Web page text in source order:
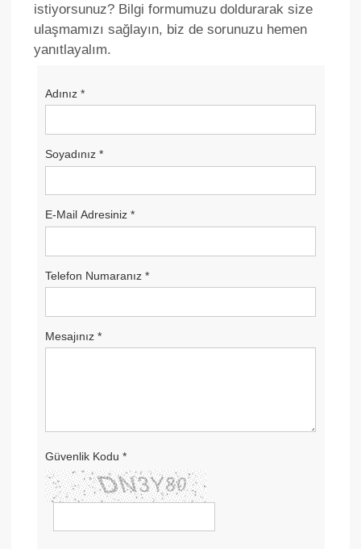
istiyorsunuz? Bilgi formumuzu doldurarak size
ulaşmamızı sağlayın, biz de sorunuzu hemen
yanıtlayalım.
Adınız *
Soyadınız *
E-Mail Adresiniz *
Telefon Numaranız *
Mesajınız *
Güvenlik Kodu *